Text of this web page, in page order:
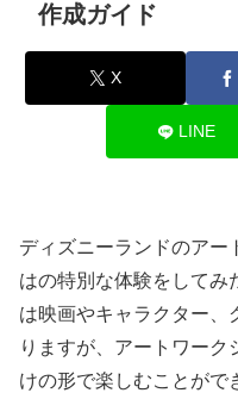
作成ガイド
X
LINE
ディズニーランドのアー
はの特別な体験をしてみ
は映画やキャラクター、
りますが、アートワー
けの形で楽しむことがで